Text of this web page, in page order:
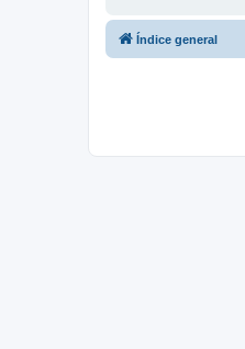
Índice general